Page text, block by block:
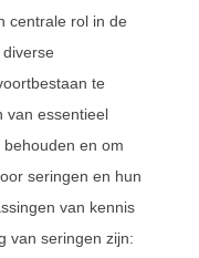
centrale rol in de
te
van essentieel
en om
seringen en hun
van kennis
van seringen zijn: